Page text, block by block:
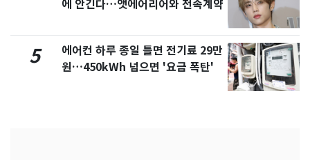
에 안긴다…앳에어리어와 전속계약
5
에어컨 하루 종일 틀면 전기료 29만
원…450kWh 넘으면 '요금 폭탄'